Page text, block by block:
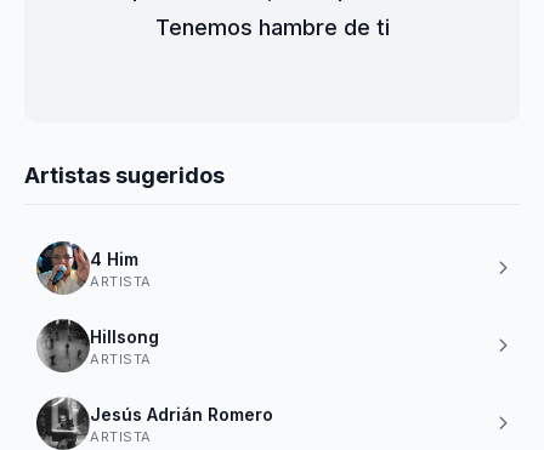
Tenemos hambre de ti
Artistas sugeridos
4 Him
ARTISTA
Hillsong
ARTISTA
Jesús Adrián Romero
ARTISTA